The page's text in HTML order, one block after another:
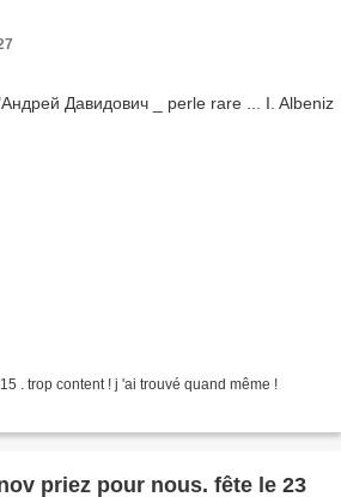
. trop content ! j 'ai trouvé quand même !
priez pour nous. fête le 23